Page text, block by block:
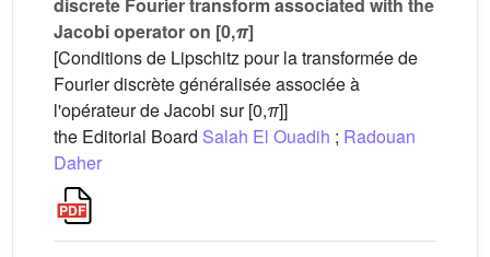
Jacobi operator on [0,π]
[Conditions de Lipschitz pour la transformée de
Fourier discrète généralisée associée à
l'opérateur de Jacobi sur [0,π]]
the Editorial Board Salah El Ouadih ; Radouan
Daher